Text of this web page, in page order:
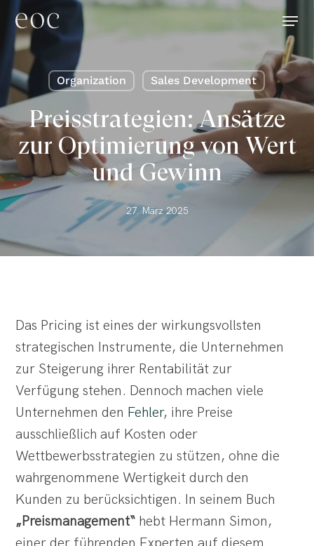
Skip
main
content
Menu
Organization Sales Development
Preisstrategien: Ansätze
zur Optimierung von Wert
und Gewinn
27. März 2025
Das Pricing ist eines der wirkungsvollsten
strategischen Instrumente, die Unternehmen
zur Steigerung ihrer Rentabilität zur
Verfügung stehen. Dennoch machen viele
Unternehmen den Fehler, ihre Preise
ausschließlich auf Kosten oder
Wettbewerbsstrategien zu stützen, ohne die
wahrgenommene Wertigkeit durch den
Kunden zu berücksichtigen. In seinem Buch
„Preismanagement“ hebt Hermann Simon,